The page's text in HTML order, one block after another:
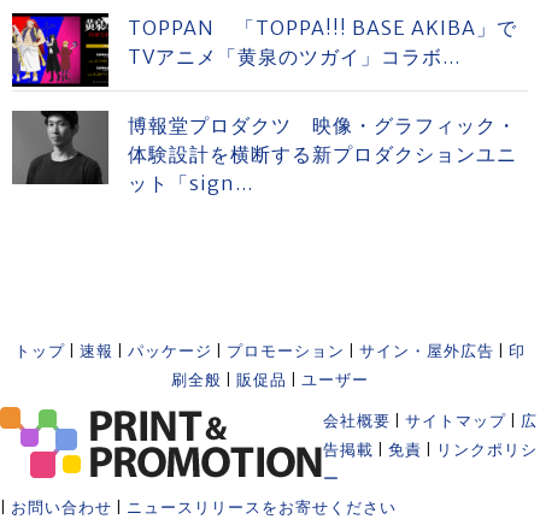
TOPPAN 「TOPPA!!! BASE AKIBA」で
TVアニメ「黄泉のツガイ」コラボ...
博報堂プロダクツ 映像・グラフィック・
体験設計を横断する新プロダクションユニ
ット「sign...
トップ 速報 パッケージ プロモーション サイン・屋外広告
印
刷全般
販促品 ユーザー
会社概要 サイトマップ
広
告掲載
免責
リンクポリシ
ー
お問い合わせ ニュースリリースをお寄せください